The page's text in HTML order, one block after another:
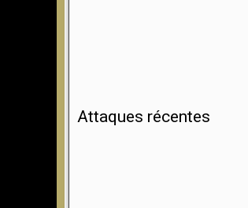
Attaques récentes